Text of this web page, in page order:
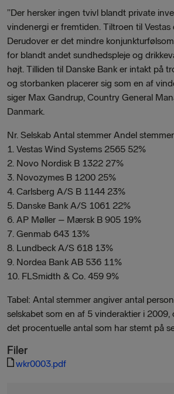
”Der hersker ingen tvivl blandt private
vindenergi er fremtiden. Tiltroen til Vestas
Derudover er det mindre
for blandt andet sundhedspleje og
højt. Tilliden til Danske Bank er intakt på
og storbanken placerer sig som en af
siger Max Gandrup, Country General
Danmark.
Nr. Selskab Antal stemmer Andel stemmer
1. Vestas Wind Systems 2565 52%
2. Novo Nordisk B 1322 27%
3. Novozymes B 1200 25%
4. Carlsberg A/S B 1144 23%
5. Danske Bank A/S 1061 22%
6. AP Møller – Mærsk B 905 19%
7. Genmab 643 13%
8. Lundbeck A/S 618 13%
9. Nordea Bank AB 536 11%
10. FLSmidth & Co. 459 9%
Tabel: Antal stemmer angiver antal
selskabet som en af 5 vinderaktier i
det procentuelle antal som har stemt på
Filer
wkr0003.pdf